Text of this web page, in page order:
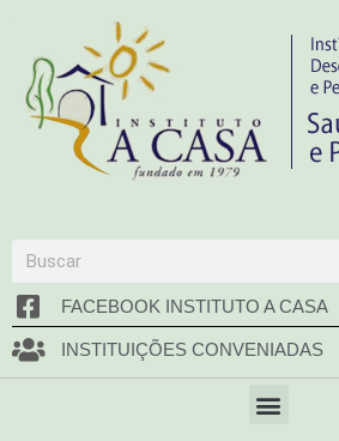
FACEBOOK INSTITUTO A CASA
INSTITUIÇÕES CONVENIADAS